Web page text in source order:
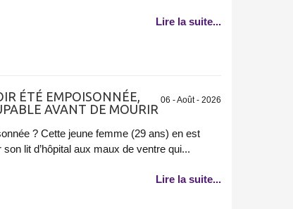
Lire la suite...
06 - Août - 2026
ÉTÉ EMPOISONNÉE,
AVANT DE MOURIR
? Cette jeune femme (29 ans) en est
lit d’hôpital aux maux de ventre qui...
Lire la suite...